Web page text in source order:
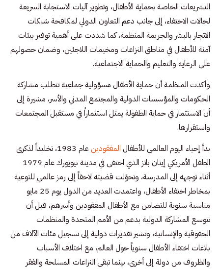
التشريعات الخاصة بحماية الأطفال، وتطوير آليات الاستجابة السريعة
لحالات الاختفاء، إلى جانب دعم التعاون الدولي لمكافحة شبكات
الاتجار بالبشر والجريمة المنظمة، كما شددت على أهمية توفير بيئات
آمنة للأطفال في مناطق النزاعات ومخيمات اللاجئين، وضمان حصولهم
على الرعاية والتعليم والحماية الاجتماعية.
وأكدت المنظمة أن حماية الأطفال مسؤولية جماعية تتطلب مشاركة
الحكومات والمؤسسات الدولية والمجتمع المدني والأسر، مشيرة إلى
أن الاستثمار في حماية الطفولة يمثل استثماراً في مستقبل المجتمعات
واستقرارها.
بدأ إحياء اليوم العالمي للأطفال المفقودين
عام 1983، تخليداً لذكرى
الطفل الأمريكي إيتان باتز الذي اختفى في مدينة نيويورك عام 1979
أثناء توجهه إلى المدرسة، وتحوّلت قضيته لاحقاً إلى رمز عالمي للتوعية
بمخاطر اختفاء الأطفال، واعتمدت العديد من الدول يوم 25 مايو
مناسبة سنوية للتضامن مع الأطفال المفقودين وأسرهم، قبل أن
تتوسع المشاركة الدولية بدعم من الأمم المتحدة والمنظمات
الحقوقية والإنسانية، وتشير تقديرات دولية إلى تسجيل مئات الآلاف من
بلاغات اختفاء الأطفال سنوياً حول العالم، مع اختلاف الأسباب
والظروف من دولة إلى أخرى، بينما تبقى النزاعات المسلحة والفقر